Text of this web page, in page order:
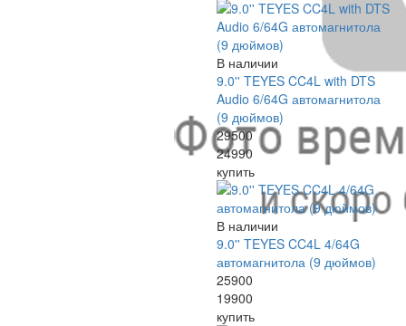
В наличии
9.0'' TEYES CC4L with DTS
Audio 6/64G автомагнитола
(9 дюймов)
29500
24990
купить
В наличии
9.0'' TEYES CC4L 4/64G
автомагнитола (9 дюймов)
25900
19900
купить